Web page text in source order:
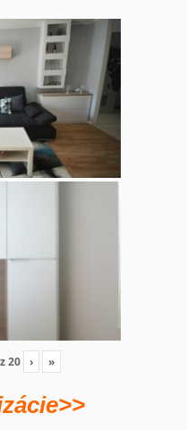
z20 › »